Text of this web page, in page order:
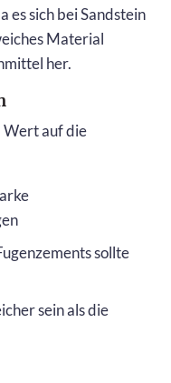
es sich bei Sandstein
Material
her.
Wert auf die
sollte
sein als die